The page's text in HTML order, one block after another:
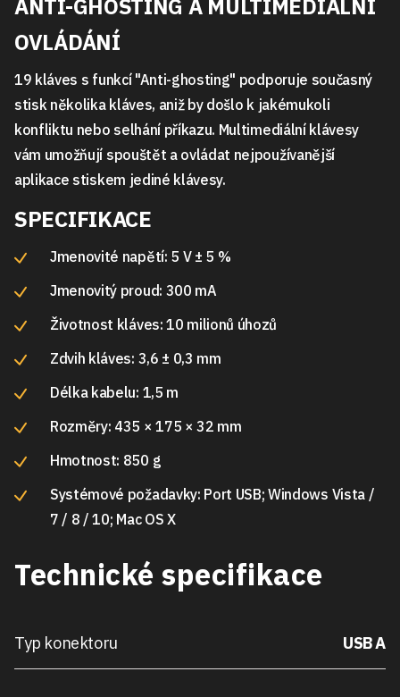
ANTI-GHOSTING A MULTIMEDIÁLNÍ
OVLÁDÁNÍ
19 kláves s funkcí "Anti-ghosting" podporuje současný
stisk několika kláves, aniž by došlo k jakémukoli
konfliktu nebo selhání příkazu. Multimediální klávesy
vám umožňují spouštět a ovládat nejpoužívanější
aplikace stiskem jediné klávesy.
SPECIFIKACE
Jmenovité napětí: 5 V ± 5 %
Jmenovitý proud: 300 mA
Životnost kláves: 10 milionů úhozů
Zdvih kláves: 3,6 ± 0,3 mm
Délka kabelu: 1,5 m
Rozměry: 435 × 175 × 32 mm
Hmotnost: 850 g
Systémové požadavky: Port USB; Windows Vista /
7 / 8 / 10; Mac OS X
Technické specifikace
Typ konektoru USB A